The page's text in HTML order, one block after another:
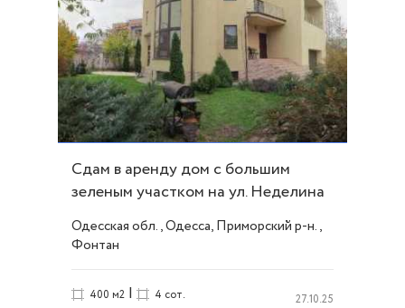
Сдам в аренду дом с большим
зеленым участком на ул. Неделина
ID 14975
Одесская обл., Одесса, Приморский р-н.,
Фонтан
400 м2 | 4 сот. 27.10.25